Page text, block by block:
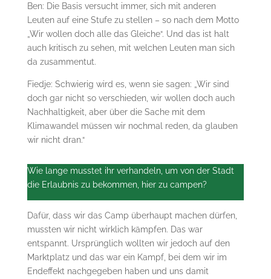
Ben: Die Basis versucht immer, sich mit anderen
Leuten auf eine Stufe zu stellen – so nach dem Motto
„Wir wollen doch alle das Gleiche“. Und das ist halt
auch kritisch zu sehen, mit welchen Leuten man sich
da zusammentut.
Fiedje: Schwierig wird es, wenn sie sagen: „Wir sind
doch gar nicht so verschieden, wir wollen doch auch
Nachhaltigkeit, aber über die Sache mit dem
Klimawandel müssen wir nochmal reden, da glauben
wir nicht dran.“
Wie lange musstet ihr verhandeln, um von der Stadt
die Erlaubnis zu bekommen, hier zu campen?
Dafür, dass wir das Camp überhaupt machen dürfen,
mussten wir nicht wirklich kämpfen. Das war
entspannt. Ursprünglich wollten wir jedoch auf den
Marktplatz und das war ein Kampf, bei dem wir im
Endeffekt nachgegeben haben und uns damit